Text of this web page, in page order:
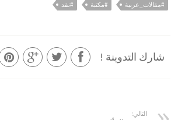
#مقالات_عربية
#مكتبة #نقد
شارك التدوينة !
التالي: